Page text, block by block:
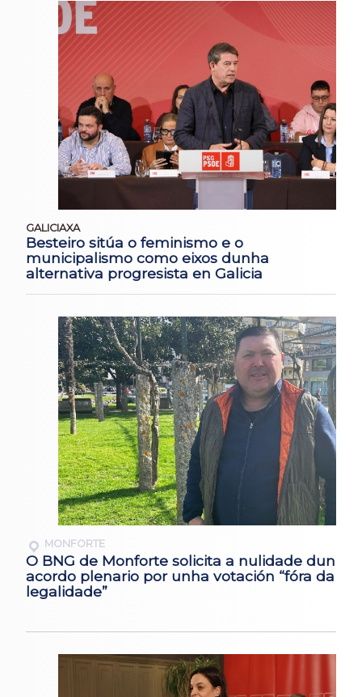
GALICIAXA
Besteiro sitúa o feminismo e o
municipalismo como eixos dunha
alternativa progresista en Galicia
MONFORTE
O BNG de Monforte solicita a nulidade dun
acordo plenario por unha votación “fóra da
legalidade”